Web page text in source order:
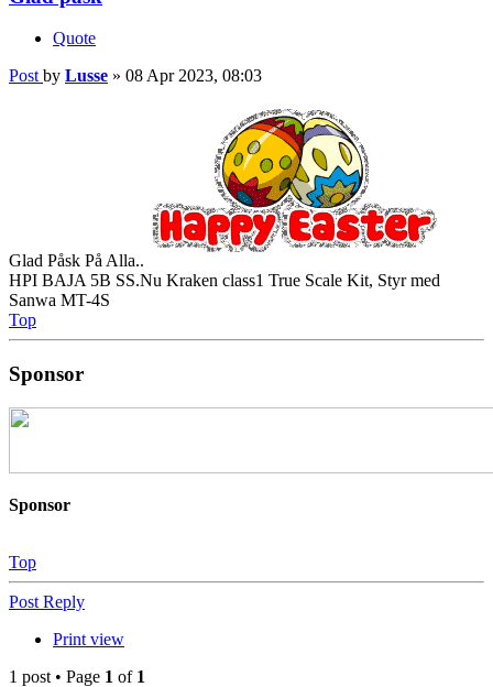
Quote
Post by Lusse » 08 Apr 2023, 08:03
Glad Påsk På Alla..
HPI BAJA 5B SS.Nu Kraken class1 True Scale Kit, Styr med
Sanwa MT-4S
Top
Sponsor
Sponsor
Top
Post Reply
Print view
1 post • Page 1 of 1